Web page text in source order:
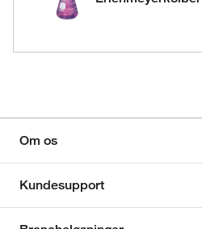
Om os
Kundesupport